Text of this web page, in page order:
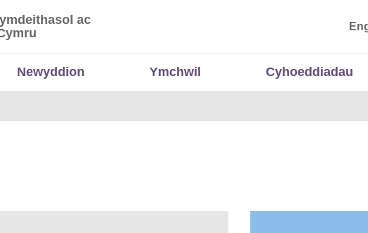
ac Economaidd a Data Cymru
ac
Newyddion Ymchwil Cyhoeddiadau